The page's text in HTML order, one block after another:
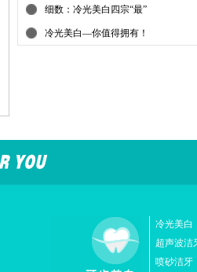
细数：冷光美白四宗“最”
冷光美白—你值得拥有！
冷光美白
超声波洁
喷砂洁牙